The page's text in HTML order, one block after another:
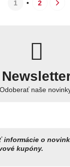
1 2
Odoberať naše
informácie o
kupóny.